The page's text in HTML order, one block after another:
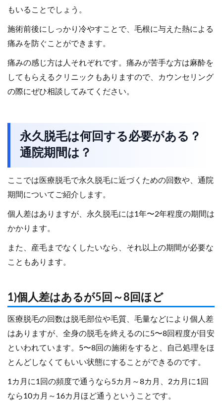
もいることでしょう。
施術前後にしっかり冷やすことで、毛根に与えた熱による
痛みを防ぐことができます。
痛みの感じ方は人それぞれです。痛みが苦手な方は麻酔を
してもらえるクリニックもありますので、カウンセリング
の際にぜひ相談してみてください。
永久脱毛は何回する必要がある？
通院期間は？
ここでは医療脱毛で永久脱毛に近づくための回数や、通院
期間についてご紹介します。
個人差はありますが、永久脱毛には1年〜2年程度の期間は
かかります。
また、産毛までなくしたいなら、それ以上の期間が必要な
こともあります。
1)個人差はあるが5回～8回ほど
医療脱毛の回数は脱毛部位や毛質、毛量などにより個人差
はありますが、全身の脱毛を終えるのに5〜8回程度が目安
といわれています。5〜8回の施術をすると、自己処理をほ
とんどしなくてもいい状態にすることができるのです。
1カ月に1回の頻度で通うなら5カ月～8カ月、2カ月に1回
なら10カ月～16カ月ほど通うということです。